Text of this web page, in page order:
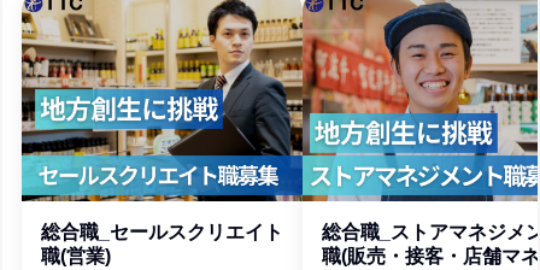
総合職_セールスクリエイト
職(営業)
総合職_ストアマネジメ
職(販売・接客・店舗マ